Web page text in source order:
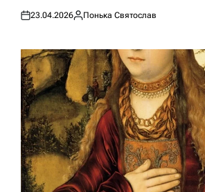
Оприлюднено
23.04.2026
Опубліковано
Понька Святослав